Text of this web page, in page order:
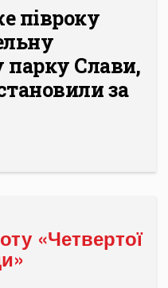
півроку
парку Слави,
за
«Четвертої